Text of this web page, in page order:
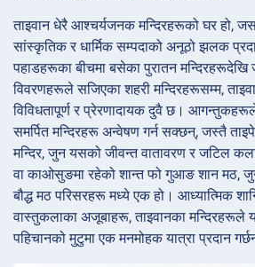
ताइवान धेरै आश्चर्यजनक मन्दिरहरूको घर हो,
सांस्कृतिक र धार्मिक सम्पदाको अनूठो झलक
पहाडहरूका बीचमा बसेका पुरातन
विवरणहरूले सजिएका शहरी मन्दिरहरूसम्म,
विविधतापूर्ण र प्रेरणादायक दुवै छ।
समर्पित मन्दिरहरू अन्वेषण गर्न सक्छन्, जस्तै
मन्दिर, जुन यसको जीवन्त वातावरण र जटिल
वा काओसुङमा रहेको शान्त फो गुआङ शान मठ,
बौद्ध मठ परिसरहरू मध्ये एक हो। आध्यात्मिक
वास्तुकलाका अजूबाहरू, ताइवानका
पहिचानको मुटुमा एक मनमोहक यात्रा प्रदान